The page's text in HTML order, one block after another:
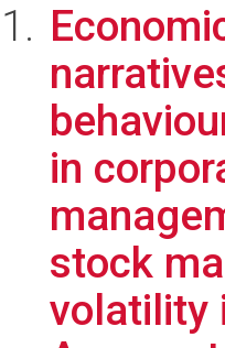
in
stock
volatility